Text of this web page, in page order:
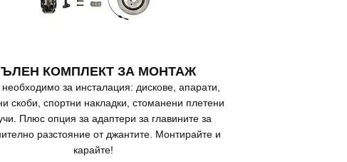
КОМПЛЕКТ ЗА МОНТАЖ
необходимо за инсталация: дискове, апарати,
скоби, спортни накладки, стоманени плетени
Плюс опция за адаптери за главините за
разстояние от джантите. Монтирайте и
карайте!